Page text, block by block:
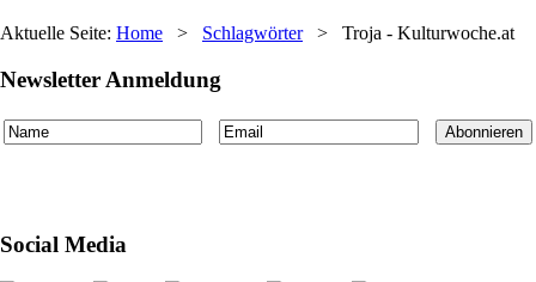
Aktuelle Seite: Home > Schlagwörter > Troja - Kulturwoche.at
Newsletter Anmeldung
Social Media